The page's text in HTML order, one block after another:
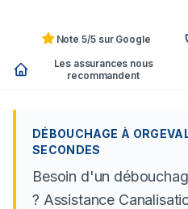
Note 5/5 sur Google
Les assurances nous
recommandent
DÉBOUCHAGE À
SECONDES
Besoin d'un
? Assistance